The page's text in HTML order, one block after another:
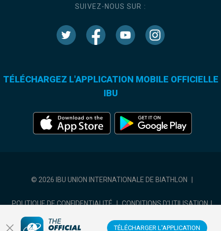
TÉLÉCHARGER L'APPLICATION
SUIVEZ-NOUS SUR :
TÉLÉCHARGEZ L'APPLICATION MOBILE OFFICIELLE
IBU
© 2026 IBU UNION INTERNATIONALE DE BIATHLON
POLITIQUE DE CONFIDENTIALITÉ | CONDITIONS D'UTILISATION |
COOKIES SETTINGS